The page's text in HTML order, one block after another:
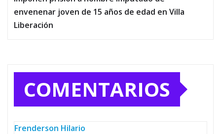
envenenar joven de 15 años de edad en Villa
Liberación
COMENTARIOS
Frenderson Hilario